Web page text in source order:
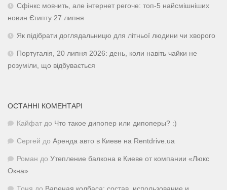
Сфінкс мовчить, але інтернет регоче: топ-5 найсмішніших
новин Єгипту 27 липня
Як підібрати доглядальницю для літньої людини чи хворого
Португалія, 20 липня 2026: день, коли навіть чайки не
розуміли, що відбувається
ОСТАННІ КОМЕНТАРІ
Кайфат до Что такое дипопер или дипоперы? :)
Сергей до Аренда авто в Киеве на Rentdrive.ua
Роман до Утепление балкона в Киеве от компании «Люкс
Окна»